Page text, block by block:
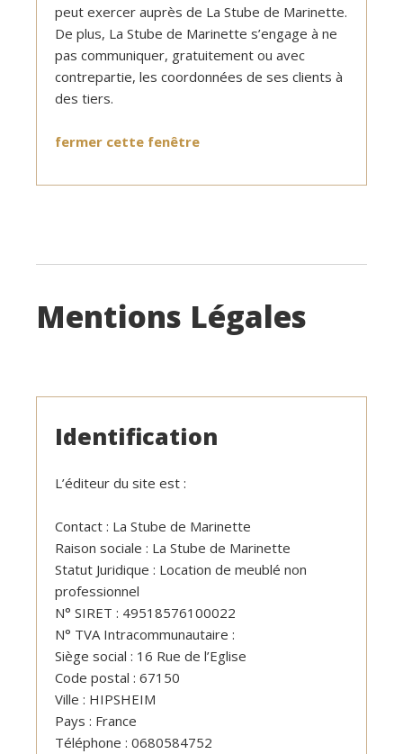
peut exercer auprès de La Stube de Marinette.
De plus, La Stube de Marinette s’engage à ne
pas communiquer, gratuitement ou avec
contrepartie, les coordonnées de ses clients à
des tiers.
fermer cette fenêtre
Mentions Légales
Identification
L’éditeur du site est :
Contact : La Stube de Marinette
Raison sociale : La Stube de Marinette
Statut Juridique : Location de meublé non
professionnel
N° SIRET : 49518576100022
N° TVA Intracommunautaire :
Siège social : 16 Rue de l’Eglise
Code postal : 67150
Ville : HIPSHEIM
Pays : France
Téléphone : 0680584752